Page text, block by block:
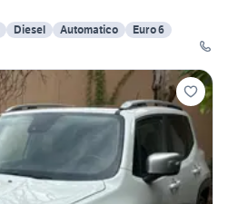
Diesel Automatico
Euro 6